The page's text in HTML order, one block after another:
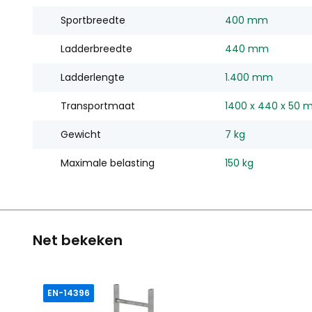
Sportbreedte 400 mm
Ladderbreedte 440 mm
Ladderlengte 1.400 mm
Transportmaat 1400 x 440 x 50
Gewicht 7 kg
Maximale belasting 150 kg
Net bekeken
EN-14396